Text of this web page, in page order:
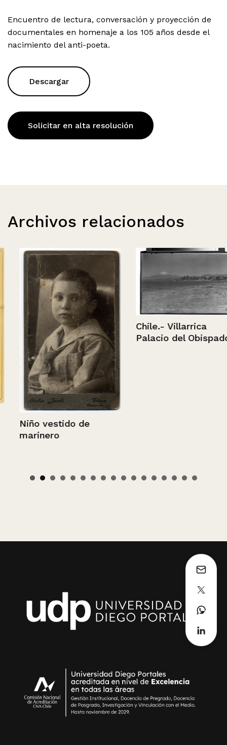
Encuentro de lectura, conversación y proyección de
documentales en homenaje a los 105 años desde el
nacimiento del anti-poeta.
Descargar
Solicitar en alta resolución
Archivos relacionados
Niño vestido de
marinero
Chile.- Villarrica
Palacio del Obispado